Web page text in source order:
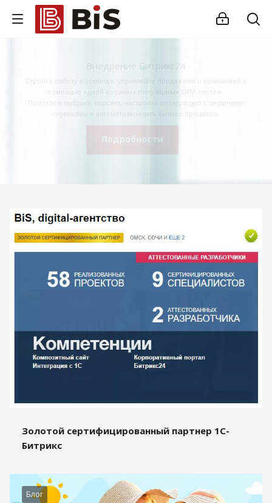
Внедрение Битрикс24
Помогаем выбрать версию, настроить интеграцию с внешними
Подробности
Золотой сертифицированный партнер 1С-
Битрикс
Блог